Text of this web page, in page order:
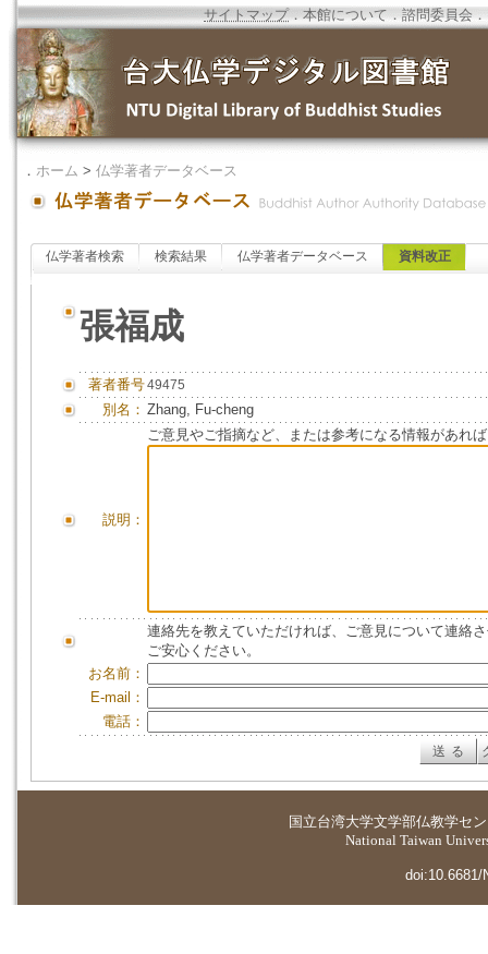
サイトマップ．本館について ．諮問委員会 ．
． ホーム > 仏学著者データベース
仏学著者検索 検索結果 仏学著者データベース 資料改正
張福成
著者番号49475
別名： Zhang, Fu-cheng
説明：
ご意見やご指摘など、または参考になる情報があれ
連絡先を教えていただければ、ご意見について連絡
ご安心ください。
お名前：
E-mail：
電話：
国立台湾大学文学部仏教学セ
National Taiwan
doi:10.6681/